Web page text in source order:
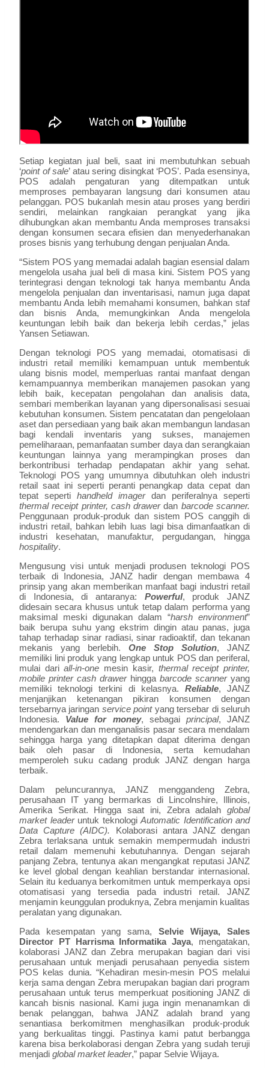
Setiap kegiatan jual beli, saat ini membutuhkan sebuah
‘point of sale’ atau sering disingkat ‘POS’. Pada esensinya,
POS adalah pengaturan yang ditempatkan untuk
memproses pembayaran langsung dari konsumen atau
pelanggan. POS bukanlah mesin atau proses yang berdiri
sendiri, melainkan rangkaian perangkat yang jika
dihubungkan akan membantu Anda memproses transaksi
dengan konsumen secara efisien dan menyederhanakan
proses bisnis yang terhubung dengan penjualan Anda.
“Sistem POS yang memadai adalah bagian esensial dalam
mengelola usaha jual beli di masa kini. Sistem POS yang
terintegrasi dengan teknologi tak hanya membantu Anda
mengelola penjualan dan inventarisasi, namun juga dapat
membantu Anda lebih memahami konsumen, bahkan staf
dan bisnis Anda, memungkinkan Anda mengelola
keuntungan lebih baik dan bekerja lebih cerdas,” jelas
Yansen Setiawan.
Dengan teknologi POS yang memadai, otomatisasi di
industri retail memiliki kemampuan untuk membentuk
ulang bisnis model, memperluas rantai manfaat dengan
kemampuannya memberikan manajemen pasokan yang
lebih baik, kecepatan pengolahan dan analisis data,
sembari memberikan layanan yang dipersonalisasi sesuai
kebutuhan konsumen. Sistem pencatatan dan pengelolaan
aset dan persediaan yang baik akan membangun landasan
bagi kendali inventaris yang sukses, manajemen
pemeliharaan, pemanfaatan sumber daya dan serangkaian
keuntungan lainnya yang merampingkan proses dan
berkontribusi terhadap pendapatan akhir yang sehat.
Teknologi POS yang umumnya dibutuhkan oleh industri
retail saat ini seperti peranti penangkap data cepat dan
tepat seperti handheld imager dan periferalnya seperti
thermal receipt printer, cash drawerdan barcode scanner.
Penggunaan produk-produk dan sistem POS canggih di
industri retail, bahkan lebih luas lagi bisa dimanfaatkan di
industri kesehatan, manufaktur, pergudangan, hingga
hospitality.
Mengusung visi untuk menjadi produsen teknologi POS
terbaik di Indonesia, JANZ hadir dengan membawa 4
prinsip yang akan memberikan manfaat bagi industri retail
di Indonesia, di antaranya: Powerful, produk JANZ
didesain secara khusus untuk tetap dalam performa yang
maksimal meski digunakan dalam “harsh environment”
baik berupa suhu yang ekstrim dingin atau panas, juga
tahap terhadap sinar radiasi, sinar radioaktif, dan tekanan
mekanis yang berlebih. One Stop Solution, JANZ
memiliki lini produk yang lengkap untuk POS dan periferal,
mulai dariall-in-one mesin kasir, thermal receipt printer,
mobile printer cash drawerhingga barcode scanneryang
memiliki teknologi terkini di kelasnya. Reliable, JANZ
menjanjikan ketenangan pikiran konsumen dengan
tersebarnya jaringan service pointyang tersebar di seluruh
Indonesia. Value for money, sebagai principal, JANZ
mendengarkan dan menganalisis pasar secara mendalam
sehingga harga yang ditetapkan dapat diterima dengan
baik oleh pasar di Indonesia, serta kemudahan
memperoleh suku cadang produk JANZ dengan harga
terbaik.
Dalam peluncurannya, JANZ menggandeng Zebra,
perusahaan IT yang bermarkas di Lincolnshire, Illinois,
Amerika Serikat. Hingga saat ini, Zebra adalah global
market leaderuntuk teknologiAutomatic Identification and
Data Capture (AIDC). Kolaborasi antara JANZ dengan
Zebra terlaksana untuk semakin mempermudah industri
retail dalam memenuhi kebutuhannya. Dengan sejarah
panjang Zebra, tentunya akan mengangkat reputasi JANZ
ke level global dengan keahlian berstandar internasional.
Selain itu keduanya berkomitmen untuk memperkaya opsi
otomatisasi yang tersedia pada industri retail. JANZ
menjamin keunggulan produknya, Zebra menjamin kualitas
peralatan yang digunakan.
Pada kesempatan yang sama, Selvie Wijaya, Sales
Director PT Harrisma Informatika Jaya, mengatakan,
kolaborasi JANZ dan Zebra merupakan bagian dari visi
perusahaan untuk menjadi perusahaan penyedia sistem
POS kelas dunia. “Kehadiran mesin-mesin POS melalui
kerja sama dengan Zebra merupakan bagian dari program
perusahaan untuk terus memperkuat positioning JANZ di
kancah bisnis nasional. Kami juga ingin menanamkan di
benak pelanggan, bahwa JANZ adalah brand yang
senantiasa berkomitmen menghasilkan produk-produk
yang berkualitas tinggi. Pastinya kami patut berbangga
karena bisa berkolaborasi dengan Zebra yang sudah teruji
menjadi global market leader,” papar Selvie Wijaya.